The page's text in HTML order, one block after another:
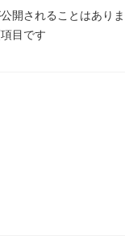
開されることはありま
目です